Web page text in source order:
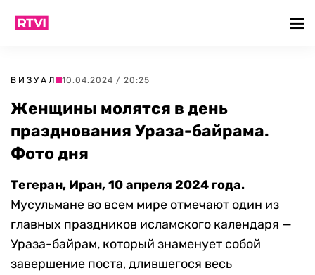
ВИЗУАЛ 10.04.2024 / 20:25
Женщины молятся в день
празднования Ураза-байрама.
Фото дня
Тегеран, Иран, 10 апреля 2024 года.
Мусульмане во всем мире отмечают один из
главных праздников исламского календаря —
Ураза-байрам, который знаменует собой
завершение поста, длившегося весь